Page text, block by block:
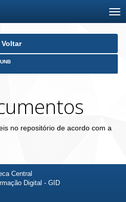
Voltar
no repositório de acordo com a
Central
Digital - GID